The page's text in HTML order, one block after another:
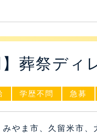
】葬祭ディ
学歴不問 急募
みやま市、久留米市、